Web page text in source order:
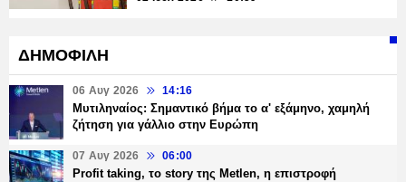
ΔΗΜΟΦΙΛΗ
06 Αυγ 2026 14:16
Μυτιληναίος: Σημαντικό βήμα το α' εξάμηνο, χαμηλή
ζήτηση για γάλλιο στην Ευρώπη
07 Αυγ 2026 06:00
Profit taking, το story της Metlen, η επιστροφή